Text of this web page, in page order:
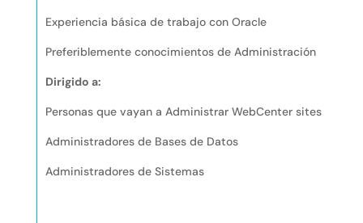
Experiencia básica de trabajo con Oracle
Preferiblemente conocimientos de Administración
Dirigido a:
Personas que vayan a Administrar WebCenter sites
Administradores de Bases de Datos
Administradores de Sistemas